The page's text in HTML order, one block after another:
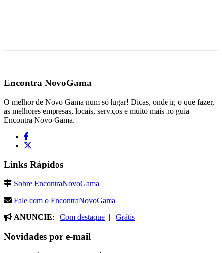
Encontra NovoGama
O melhor de Novo Gama num só lugar! Dicas, onde ir, o que fazer,
as melhores empresas, locais, serviços e muito mais no guia
Encontra Novo Gama.
Links Rápidos
Sobre EncontraNovoGama
Fale com o EncontraNovoGama
ANUNCIE: Com destaque | Grátis
Novidades por e-mail